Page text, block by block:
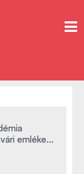
emléke...